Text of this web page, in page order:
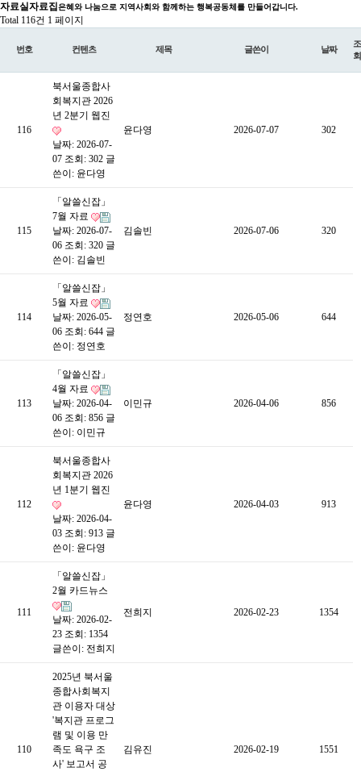
자료실자료집은혜와 나눔으로 지역사회와 함께하는 행복공동체를 만들어갑니다.
Total 116건 1 페이지
번호 컨텐츠 제목 글쓴이 날짜
조
회
116
북서울종합사
회복지관 2026
년 2분기 웹진
날짜: 2026-07-
07 조회: 302 글
쓴이: 윤다영
윤다영 2026-07-07 302
115
「알쓸신잡」
7월 자료
날짜: 2026-07-
06 조회: 320 글
쓴이: 김솔빈
김솔빈 2026-07-06 320
114
「알쓸신잡」
5월 자료
날짜: 2026-05-
06 조회: 644 글
쓴이: 정연호
정연호 2026-05-06 644
113
「알쓸신잡」
4월 자료
날짜: 2026-04-
06 조회: 856 글
쓴이: 이민규
이민규 2026-04-06 856
112
북서울종합사
회복지관 2026
년 1분기 웹진
날짜: 2026-04-
03 조회: 913 글
쓴이: 윤다영
윤다영 2026-04-03 913
111
「알쓸신잡」
2월 카드뉴스
날짜: 2026-02-
23 조회: 1354
글쓴이: 전희지
전희지 2026-02-23 1354
110
2025년 북서울
종합사회복지
관 이용자 대상
'복지관 프로그
램 및 이용 만
족도 욕구 조
사' 보고서 공
김유진 2026-02-19 1551